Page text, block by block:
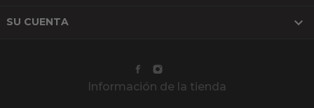
SU CUENTA 
Información de la tienda